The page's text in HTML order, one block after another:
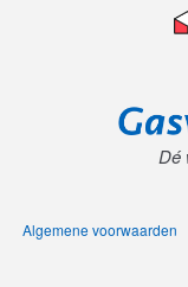
Dé
Algemene voorwaarden